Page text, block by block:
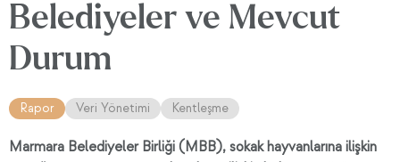
Belediyeler ve Mevcut
Durum
Rapor Veri Yönetimi Kentleşme
Marmara Belediyeler Birliği (MBB), sokak hayvanlarına ilişkin